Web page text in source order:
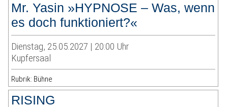
Mr. Yasin »HYPNOSE – Was, wenn
es doch funktioniert?«
Dienstag, 25.05.2027 | 20:00 Uhr
Kupfersaal
Rubrik: Bühne
RISING